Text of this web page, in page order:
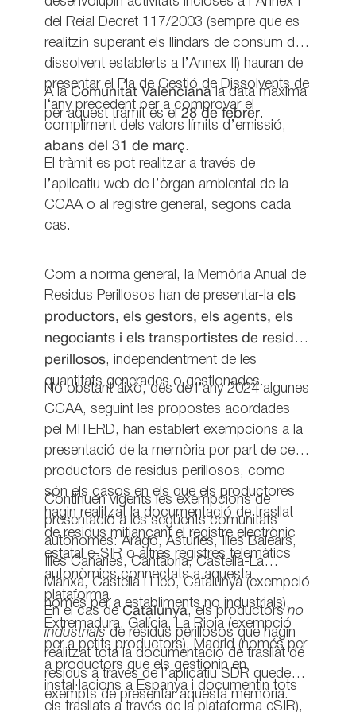
del Reial Decret 117/2003 (sempre que es
realitzin superant els llindars de consum de
dissolvent establerts a l’Annex II) hauran de
presentar el Pla de Gestió de Dissolvents de
l‘any precedent per a comprovar el
compliment dels valors límits d’emissió,
abans del 31 de març.
A laComunitat Valencianala data màxima
per aquest tràmit és el28 de febrer.
El tràmit es pot realitzar a través de
l’aplicatiu web de l’òrgan ambiental de la
CCAA o al registre general, segons cada
cas.
Com a norma general, la Memòria Anual de
Residus Perillosos han de presentar-laels
productors, els gestors, els agents, els
negociants i els transportistes de residus
perillosos, independentment de les
quantitats generades o gestionades.
No obstant això, des de l’any 2024 algunes
CCAA, seguint les propostes acordades
pel MITERD, han establert exempcions a la
presentació de la memòria por part de certs
productors de residus perillosos, como
són els casos en els que els productores
hagin realitzat la documentació de trasllat
de residus mitjançant el registre electrònic
estatal e-SIR o altres registres telemàtics
autonòmics connectats a aquesta
plataforma.
Continuen vigents les exempcions de
presentació a les següents comunitats
autònomes: Aragó, Astúries, Illes Balears,
Illes Canàries, Cantàbria, Castella-La
Manxa, Castella i Lleó, Catalunya (exempció
només per a establiments no industrials),
Extremadura, Galícia, La Rioja (exempció
per a petits productors), Madrid (només per
a productors que els gestionin en
instal·lacions a Espanya i documentin tots
els trasllats a través de la plataforma eSIR),
En el cas deCatalunya, els productorsno
industrials de residus perillosos que hagin
realitzat tota la documentació de trasllat de
residus a través de l’aplicatiu SDR queden
exempts de presentar aquesta memòria.